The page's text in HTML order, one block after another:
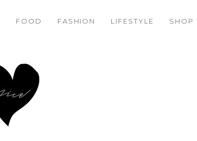
FOOD FASHION LIFESTYLE SHOP
PINTEREST